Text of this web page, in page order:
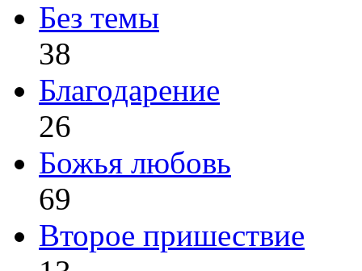
Без темы
38
Благодарение
26
Божья любовь
69
Второе пришествие